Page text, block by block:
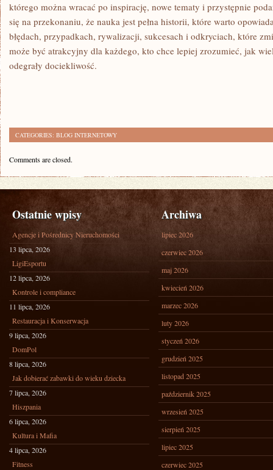
którego można wracać po inspirację, nowe tematy i przystępnie
się na przekonaniu, że nauka jest pełna historii, które warto
błędach, przypadkach, rywalizacji, sukcesach i odkryciach, które
może być atrakcyjny dla każdego, kto chce lepiej zrozumieć, jak
odegrały dociekliwość.
CATEGORIES: BLOG INTERNETOWY
Comments are closed.
Ostatnie wpisy
Agencje i Pośrednicy Nieruchomości
13 lipca, 2026
LigiEsportu
12 lipca, 2026
Kontrole i compliance
11 lipca, 2026
Restauracja i Konserwacja
9 lipca, 2026
DomPol
8 lipca, 2026
Jak dobierać zabawki do wieku dziecka
7 lipca, 2026
Hiszpania
6 lipca, 2026
Kultura i Mafia
4 lipca, 2026
Fitness
Archiwa
lipiec 2026
czerwiec 2026
maj 2026
kwiecień 2026
marzec 2026
luty 2026
styczeń 2026
grudzień 2025
listopad 2025
październik 2025
wrzesień 2025
sierpień 2025
lipiec 2025
czerwiec 2025